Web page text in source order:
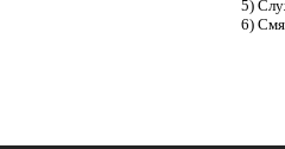
5)
6)